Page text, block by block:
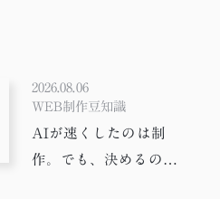
2026.08.06
WEB制作豆知識
AIが速くしたのは制
作。でも、決めるのは